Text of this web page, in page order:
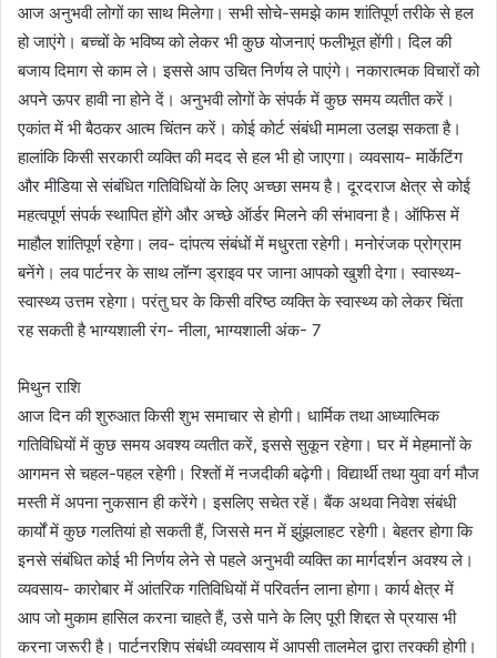
आज अनुभवी लोगों का साथ मिलेगा। सभी सोचे-समझे काम शांतिपूर्ण तरीके से हल
हो जाएंगे। बच्चों के भविष्य को लेकर भी कुछ योजनाएं फलीभूत होंगी। दिल की
बजाय दिमाग से काम ले। इससे आप उचित निर्णय ले पाएंगे। नकारात्मक विचारों को
अपने ऊपर हावी ना होने दें। अनुभवी लोगों के संपर्क में कुछ समय व्यतीत करें।
एकांत में भी बैठकर आत्म चिंतन करें। कोई कोर्ट संबंधी मामला उलझ सकता है।
हालांकि किसी सरकारी व्यक्ति की मदद से हल भी हो जाएगा। व्यवसाय- मार्केटिंग
और मीडिया से संबंधित गतिविधियों के लिए अच्छा समय है। दूरदराज क्षेत्र से कोई
महत्वपूर्ण संपर्क स्थापित होंगे और अच्छे ऑर्डर मिलने की संभावना है। ऑफिस में
माहौल शांतिपूर्ण रहेगा। लव- दांपत्य संबंधों में मधुरता रहेगी। मनोरंजक प्रोग्राम
बनेंगे। लव पार्टनर के साथ लॉन्ग ड्राइव पर जाना आपको खुशी देगा। स्वास्थ्य-
स्वास्थ्य उत्तम रहेगा। परंतु घर के किसी वरिष्ठ व्यक्ति के स्वास्थ्य को लेकर चिंता
रह सकती है भाग्यशाली रंग- नीला, भाग्यशाली अंक- 7
मिथुन राशि
आज दिन की शुरुआत किसी शुभ समाचार से होगी। धार्मिक तथा आध्यात्मिक
गतिविधियों में कुछ समय अवश्य व्यतीत करें, इससे सुकून रहेगा। घर में मेहमानों के
आगमन से चहल-पहल रहेगी। रिश्तों में नजदीकी बढ़ेगी। विद्यार्थी तथा युवा वर्ग मौज
मस्ती में अपना नुकसान ही करेंगे। इसलिए सचेत रहें। बैंक अथवा निवेश संबंधी
कार्यों में कुछ गलतियां हो सकती हैं, जिससे मन में झुंझलाहट रहेगी। बेहतर होगा कि
इनसे संबंधित कोई भी निर्णय लेने से पहले अनुभवी व्यक्ति का मार्गदर्शन अवश्य ले।
व्यवसाय- कारोबार में आंतरिक गतिविधियों में परिवर्तन लाना होगा। कार्य क्षेत्र में
आप जो मुकाम हासिल करना चाहते हैं, उसे पाने के लिए पूरी शिद्दत से प्रयास भी
करना जरूरी है। पार्टनरशिप संबंधी व्यवसाय में आपसी तालमेल द्वारा तरक्की होगी।